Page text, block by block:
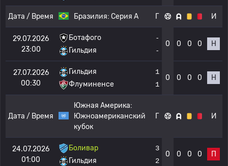
Дата / Время Бразилия: Серия А Г И
29.07.2026
23:00
Ботафого
Гильдия
-
-
0 0 0 0 Н
27.07.2026
00:30
Гильдия
Флуминенсе
1
1
0 0 0 0 Н
Дата / Время
Южная Америка:
Южноамериканский
кубок
Г И
24.07.2026
01:00
Боливар
Гильдия
3
2
0 0 0 0 П